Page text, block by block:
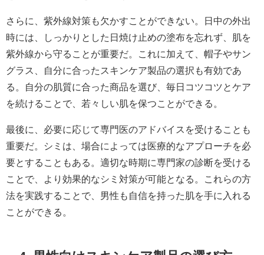
さらに、紫外線対策も欠かすことができない。日中の外出
時には、しっかりとした日焼け止めの塗布を忘れず、肌を
紫外線から守ることが重要だ。これに加えて、帽子やサン
グラス、自分に合ったスキンケア製品の選択も有効であ
る。自分の肌質に合った商品を選び、毎日コツコツとケア
を続けることで、若々しい肌を保つことができる。
最後に、必要に応じて専門医のアドバイスを受けることも
重要だ。シミは、場合によっては医療的なアプローチを必
要とすることもある。適切な時期に専門家の診断を受ける
ことで、より効果的なシミ対策が可能となる。これらの方
法を実践することで、男性も自信を持った肌を手に入れる
ことができる。